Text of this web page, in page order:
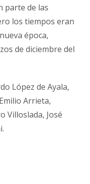
parte de las
los tiempos eran
época,
de diciembre del
López de Ayala,
Arrieta,
Villoslada, José